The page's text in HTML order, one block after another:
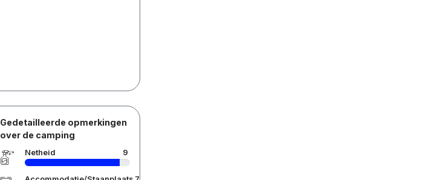
Gedetailleerde opmerkingen
over de camping
Netheid 9